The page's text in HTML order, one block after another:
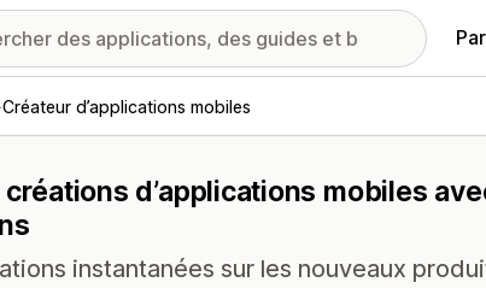
Créateur d’applications mobiles
d’applications mobiles
instantanées sur les nouveaux